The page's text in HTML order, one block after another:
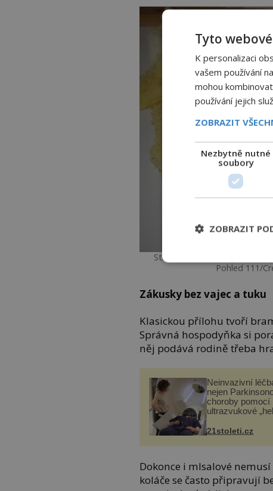
Strouhané brambory se
Pohled 111/
Zákusky bez vajec a tuku
Klasickou přílohu tvoří
Správná hospodyňka si
něj podává rodině třeba
Neinvazivní
nejen
choroby pomocí
ultrazvukové
21stoleti.cz
Dokonce i mlsalové
koláče se často připravují
Tyto
K personalizaci
vašem používání
mohou
používání jejich
ZOBRAZIT
Nezbytně nutné
soubory
ZOBRAZIT